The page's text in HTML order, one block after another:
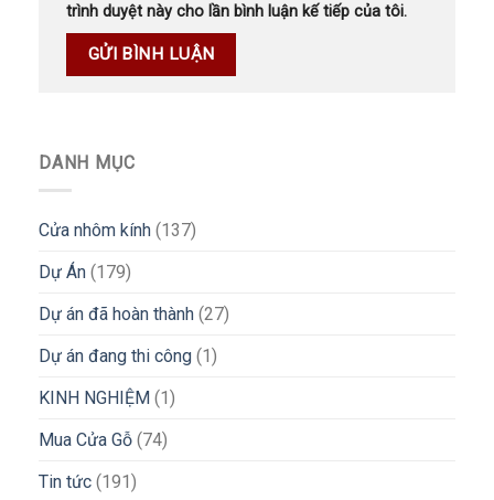
trình duyệt này cho lần bình luận kế tiếp của tôi.
DANH MỤC
Cửa nhôm kính (137)
Dự Án (179)
Dự án đã hoàn thành (27)
Dự án đang thi công (1)
KINH NGHIỆM (1)
Mua Cửa Gỗ (74)
Tin tức (191)